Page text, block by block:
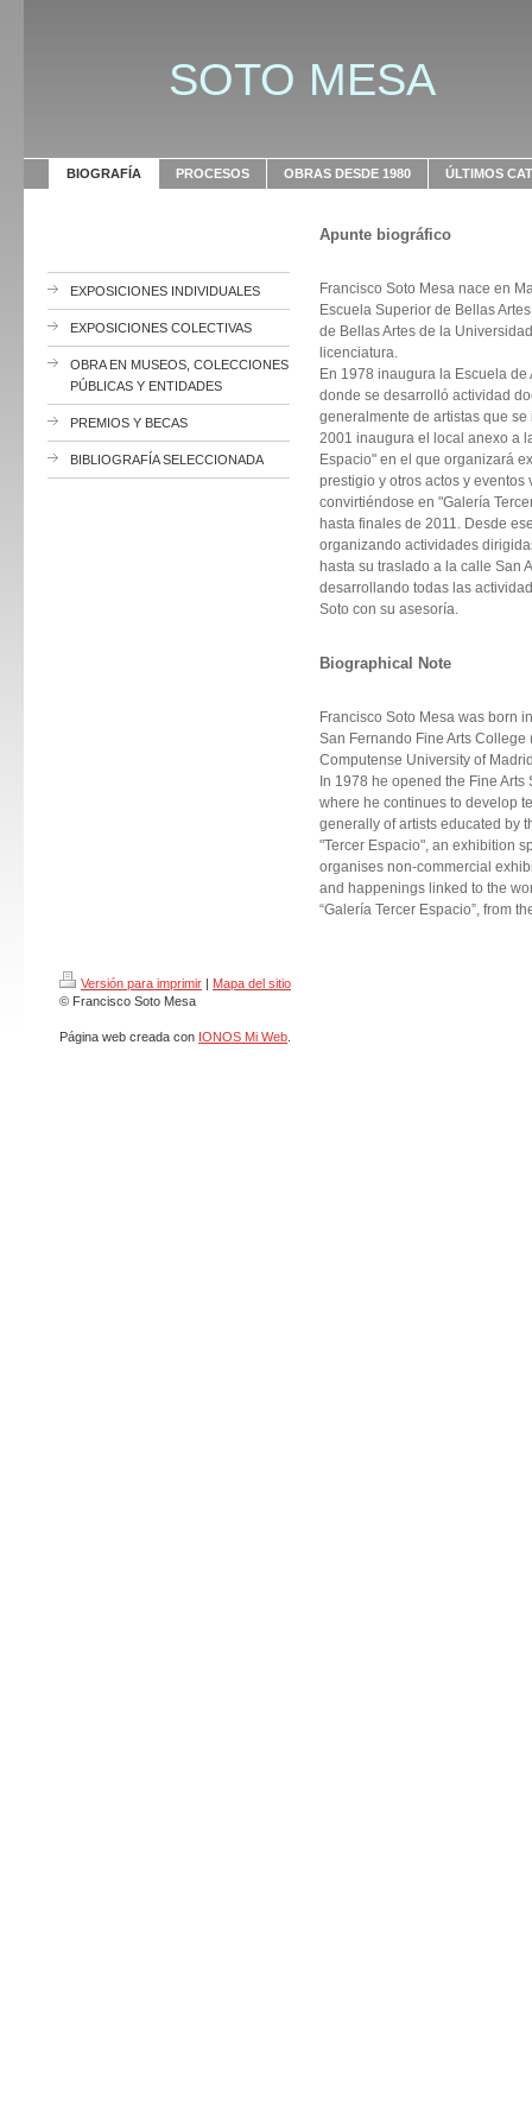
SOTO MESA
BIOGRAFÍA PROCESOS OBRAS DESDE 1980 ÚLTIMOS
EXPOSICIONES INDIVIDUALES
EXPOSICIONES COLECTIVAS
OBRA EN MUSEOS, COLECCIONES
PÚBLICAS Y ENTIDADES
PREMIOS Y BECAS
BIBLIOGRAFÍA SELECCIONADA
Apunte biográfico
Francisco Soto Mesa nace en
Escuela Superior de Bellas
de Bellas Artes de la
licenciatura.
En 1978 inaugura la Escuela
donde se desarrolló actividad
generalmente de artistas que
2001 inaugura el local anexo a
Espacio" en el que organizará
prestigio y otros actos y
convirtiéndose en "Galería
hasta finales de 2011. Desde
organizando actividades
hasta su traslado a la calle San
desarrollando todas las
Soto con su asesoría.
Biographical Note
Francisco Soto Mesa was born
San Fernando Fine Arts College
Computense University of
In 1978 he opened the Fine
where he continues to develop
generally of artists educated by
"Tercer Espacio", an exhibition
organises non-commercial
and happenings linked to the
“Galería Tercer Espacio”, from
Versión para imprimir | Mapa del sitio
© Francisco Soto Mesa
Página web creada con IONOS Mi Web